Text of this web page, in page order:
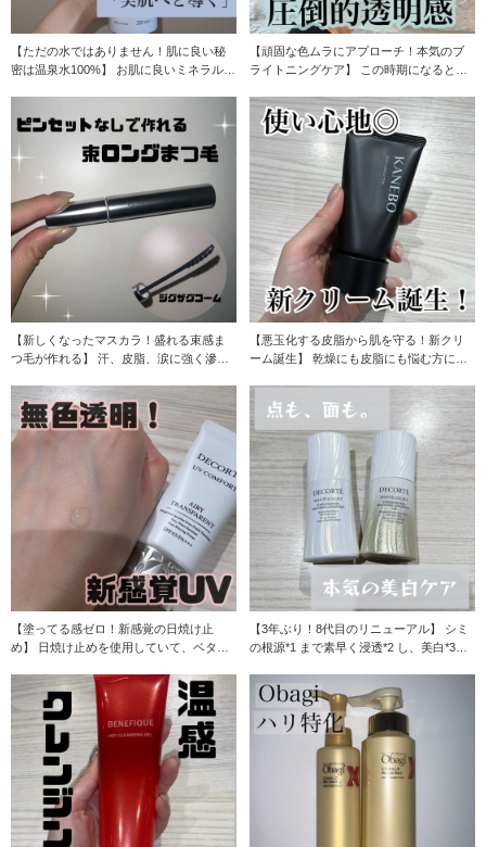
【ただの水ではありません！肌に良い秘
密は温泉水100%】 お肌に良いミネラルバ
【頑固な色ムラにアプローチ！本気のブ
ライトニングケア】 この時期になると店
【新しくなったマスカラ！盛れる束感ま
つ毛が作れる】 汗、皮脂、涙に強く滲み
【悪玉化する皮脂から肌を守る！新クリ
ーム誕生】 乾燥にも皮脂にも悩む方にお
【塗ってる感ゼロ！新感覚の日焼け止
め】 日焼け止めを使用していて、ベタつ
【3年ぶり！8代目のリニューアル】 シミ
の根源*1 まで素早く浸透*2 し、美白*3効